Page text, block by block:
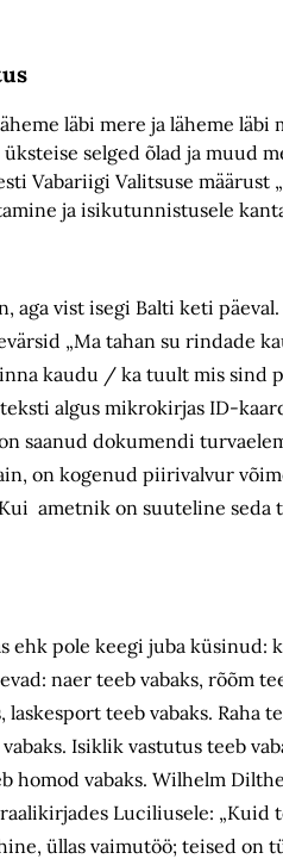
läbi mere ja läheme läbi
selged õlad ja muud
Vabariigi Valitsuse määrust
ja isikutunnistusele
aga vist isegi Balti keti
„Ma tahan su rindade
kaudu / ka tuult mis sind
algus mikrokirjas ID-
saanud dokumendi
on kogenud piirivalvur
ametnik on suuteline seda
ehk pole keegi juba küsinud:
naer teeb vabaks, rõõm
teeb vabaks. Raha
Isiklik vastutus teeb
homod vabaks. Wilhelm
Luciliusele: „Kuid
üllas vaimutöö; teised on